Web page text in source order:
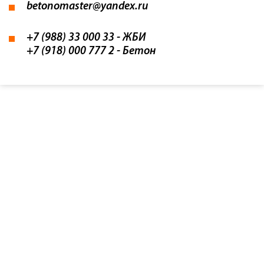
betonomaster@yandex.ru
+7 (988) 33 000 33 - ЖБИ
+7 (918) 000 777 2 - Бетон